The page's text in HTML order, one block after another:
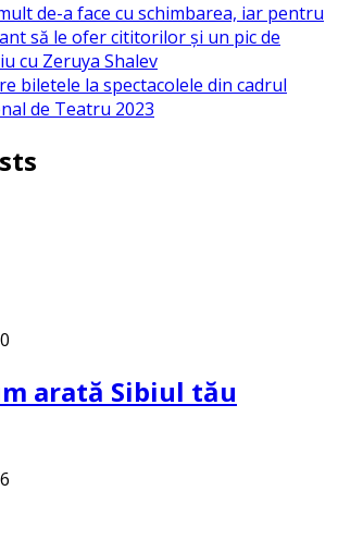
de-a face cu schimbarea, iar pentru
să le ofer cititorilor și un pic de
cu Zeruya Shalev
biletele la spectacolele din cadrul
de Teatru 2023
arată Sibiul tău